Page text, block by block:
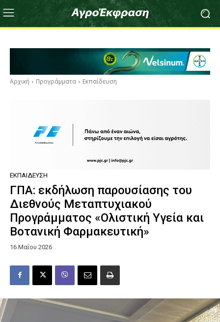
Αρχική Προγράμματα Εκπαίδευση
ΕΚΠΑΊΔΕΥΣΗ
ΓΠΑ: εκδήλωση παρουσίασης του
Διεθνούς Μεταπτυχιακού
Προγράμματος «Ολιστική Υγεία και
Βοτανική Φαρμακευτική»
16 Μαΐου 2026